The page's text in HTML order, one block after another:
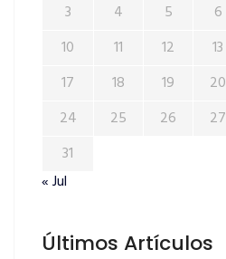
3
4 5 6
10
11 12 13
17
18 19 20
24
25 26 27
31
« Jul
Últimos Artículos